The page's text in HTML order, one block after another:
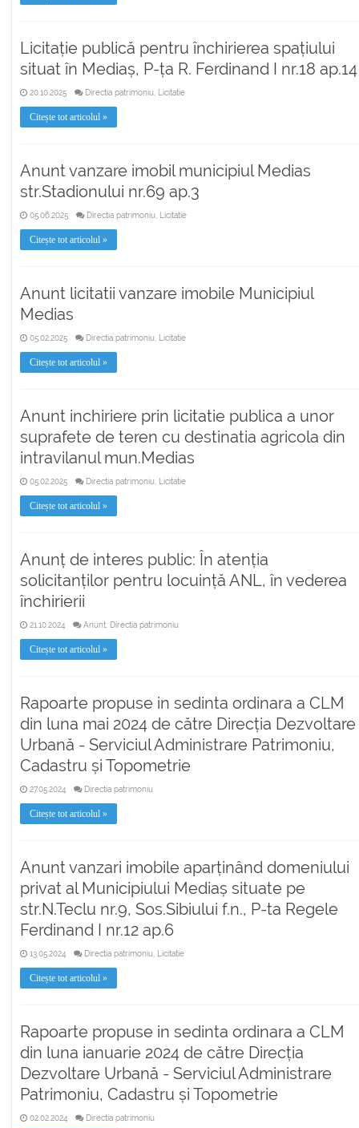
Licitație publică pentru închirierea spațiului
situat în Mediaș, P-ța R. Ferdinand I nr.18 ap.14
20.10.2025 Directia patrimoniu, Licitatie
Citește tot articolul »
Anunt vanzare imobil municipiul Medias
str.Stadionului nr.69 ap.3
05.06.2025 Directia patrimoniu, Licitatie
Citește tot articolul »
Anunt licitatii vanzare imobile Municipiul
Medias
05.02.2025 Directia patrimoniu, Licitatie
Citește tot articolul »
Anunt inchiriere prin licitatie publica a unor
suprafete de teren cu destinatia agricola din
intravilanul mun.Medias
05.02.2025 Directia patrimoniu, Licitatie
Citește tot articolul »
Anunț de interes public: În atenția
solicitanților pentru locuință ANL, în vederea
închirierii
21.10.2024 Anunt, Directia patrimoniu
Citește tot articolul »
Rapoarte propuse in sedinta ordinara a CLM
din luna mai 2024 de către Direcția Dezvoltare
Urbană - Serviciul Administrare Patrimoniu,
Cadastru și Topometrie
27.05.2024 Directia patrimoniu
Citește tot articolul »
Anunt vanzari imobile aparținând domeniului
privat al Municipiului Mediaș situate pe
str.N.Teclu nr.9, Sos.Sibiului f.n., P-ta Regele
Ferdinand I nr.12 ap.6
13.05.2024 Directia patrimoniu, Licitatie
Citește tot articolul »
Rapoarte propuse in sedinta ordinara a CLM
din luna ianuarie 2024 de către Direcția
Dezvoltare Urbană - Serviciul Administrare
Patrimoniu, Cadastru și Topometrie
02.02.2024 Directia patrimoniu